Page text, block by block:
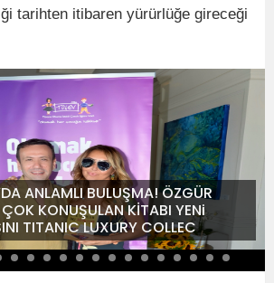
tarihten itibaren yürürlüğe gireceği
ANLAMLI BULUŞMA! ÖZGÜR
KONUŞULAN KİTABI YENi
TITANIC LUXURY COLLEC